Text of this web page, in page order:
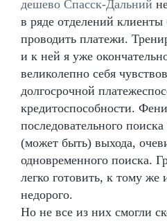
дешево Спасск-Дальний
в ряде отделений клиенты
проводить платежи.
и к ней я уже
великолепно себя
долгосрочной
кредитоспособности.
последовательного
(может быть) выхода,
одновременного поиска.
легко готовить, к тому же
недорого.
Но не все из них смогли